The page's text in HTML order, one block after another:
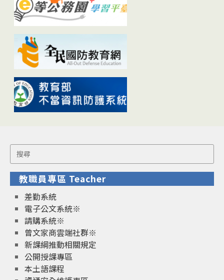
Search
for:
教職員專區 Teacher
差勤系統
電子公文系統※
請購系統※
曾文家商雲端社群※
新課綱推動相關規定
公開授課專區
本土語課程